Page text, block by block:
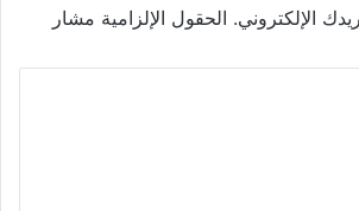
الإلكتروني. الحقول الإلزامية مشار